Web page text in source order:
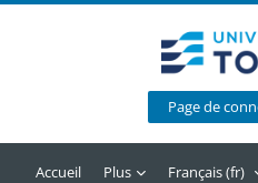
Page de
Accueil Plus Français ‎(fr)‎